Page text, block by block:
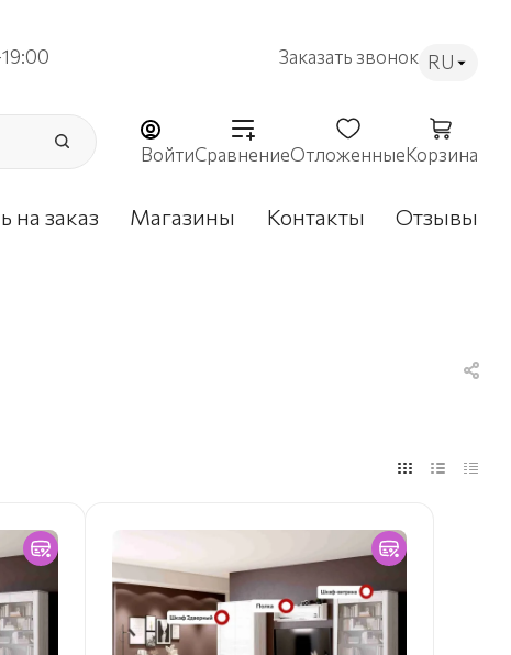
Заказать звонок RU
ВойтиСравнениеОтложенныеКорзина
на заказ Магазины Контакты Отзывы